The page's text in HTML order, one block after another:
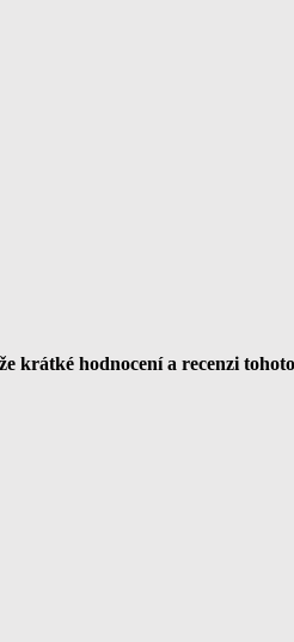
krátké hodnocení a recenzi